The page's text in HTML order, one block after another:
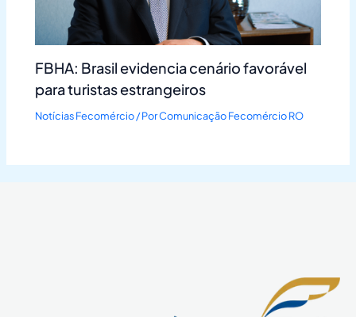
FBHA: Brasil evidencia cenário favorável
para turistas estrangeiros
Notícias Fecomércio/ PorComunicação Fecomércio RO